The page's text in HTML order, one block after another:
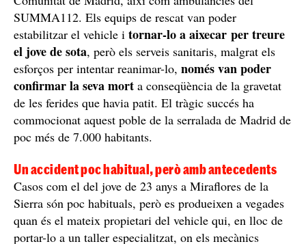
SUMMA112. Els equips de rescat van poder
estabilitzar el vehicle i tornar-lo a aixecar per treure
el jove de sota, però els serveis sanitaris, malgrat els
esforços per intentar reanimar-lo, només van poder
confirmar la seva mort a conseqüència de la gravetat
de les ferides que havia patit. El tràgic succés ha
commocionat aquest poble de la serralada de Madrid de
poc més de 7.000 habitants.
Un accident poc habitual, però amb antecedents
Casos com el del jove de 23 anys a Miraflores de la
Sierra són poc habituals, però es produeixen a vegades
quan és el mateix propietari del vehicle qui, en lloc de
portar-lo a un taller especialitzat, on els mecànics